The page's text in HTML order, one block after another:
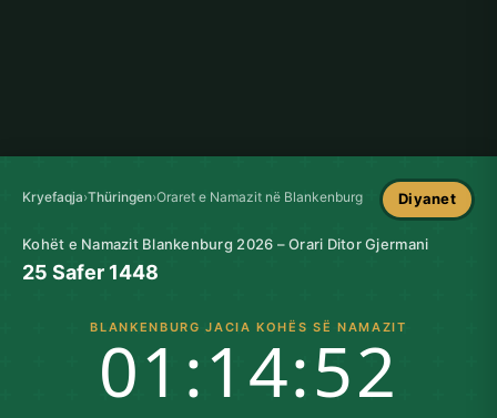
Kryefaqja›Thüringen›Oraret e Namazit në Blankenburg Diyanet
Kohët e Namazit Blankenburg 2026 – Orari Ditor Gjermani
25 Safer 1448
BLANKENBURG JACIA KOHËS SË NAMAZIT
01:14:51